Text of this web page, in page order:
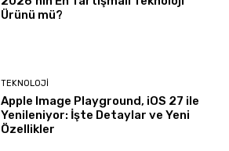
Ürünü mü?
TEKNOLOJI
Apple Image Playground, iOS 27 ile
Yenileniyor: İşte Detaylar ve Yeni
Özellikler